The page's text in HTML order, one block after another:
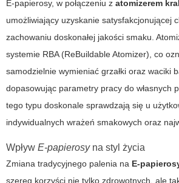
E-papierosy, w połączeniu z atomizerem
umożliwiający uzyskanie satysfakcjonującej
zachowaniu doskonałej jakości smaku.
systemie RBA (ReBuildable Atomizer), co
samodzielnie wymieniać grzałki oraz waciki
dopasowując parametry pracy do własnych
tego typu doskonale sprawdzają się u
indywidualnych wrażeń smakowych oraz
Wpływ E-papierosyna styl życia
Zmiana tradycyjnego palenia na E-
szereg korzyści nie tylko zdrowotnych, ale